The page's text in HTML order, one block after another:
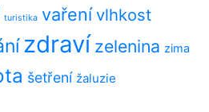
turistika vaření vlhkost
zdraví zelenina zima
šetření žaluzie